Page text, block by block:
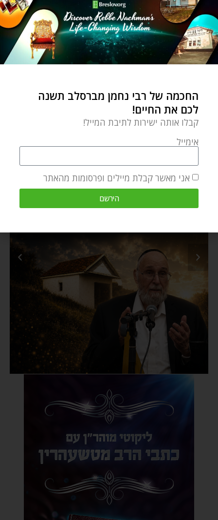
החכמה של רבי נחמן מברסלב תשנה
לכם את החיים!
קבלו אותה ישירות לתיבת המייל!
אימייל
אני מאשר קבלת מיילים ופרסומות מהאתר
הירשם